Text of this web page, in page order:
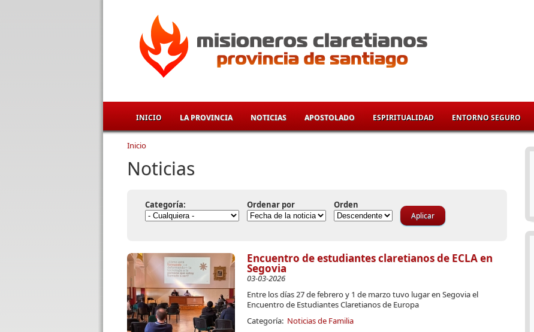
INICIO LA PROVINCIA NOTICIAS APOSTOLADO ESPIRITUALIDAD ENTORNO SEGURO
Se encuentra usted aquí
Inicio
Noticias
Categoría: Ordenar por Orden
Encuentro de estudiantes claretianos de ECLA en
Segovia
03-03-2026
Entre los días 27 de febrero y 1 de marzo tuvo lugar en Segovia el
Encuentro de Estudiantes Claretianos de Europa
Categoría: Noticias de Familia